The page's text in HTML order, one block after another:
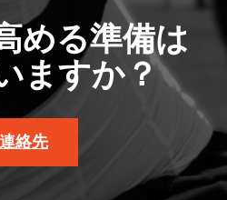
める準備は
ますか？
連絡先